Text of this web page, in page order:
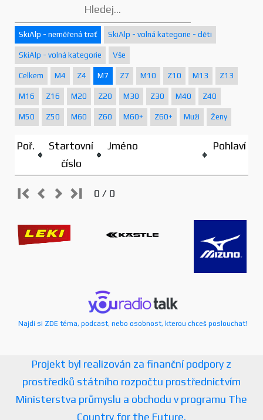
SkiAlp - neměřená trať SkiAlp - volná kategorie - děti
SkiAlp - volná kategorie Vše
Celkem M4 Z4 M7 Z7 M10 Z10 M13 Z13
M16 Z16 M20 Z20 M30 Z30 M40 Z40
M50 Z50 M60 Z60 M60+ Z60+ Muži Ženy
Poř.
Startovní
číslo
Jméno Pohlaví
0 / 0
Najdi si ZDE téma, podcast, nebo osobnost, kterou chceš poslouchat!
Projekt byl realizován za finanční podpory z
prostředků státního rozpočtu prostřednictvím
Ministerstva průmyslu a obchodu v programu The
Country for the Future.